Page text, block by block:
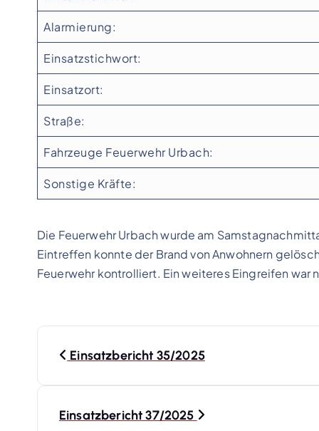
Alarmierung:
Einsatzstichwort:
Einsatzort:
Straße:
Fahrzeuge Feuerwehr Urbach:
Sonstige Kräfte:
Die Feuerwehr Urbach wurde am
Eintreffen konnte der Brand von Anwohnern
Feuerwehr kontrolliert. Ein weiteres Eingreifen war
Einsatzbericht 35/2025
Einsatzbericht 37/2025